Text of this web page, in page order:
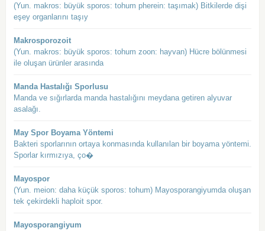
(Yun. makros: büyük sporos: tohum pherein: taşımak) Bitkilerde dişi
eşey organlarını taşıy
Makrosporozoit
(Yun. makros: büyük sporos: tohum zoon: hayvan) Hücre bölünmesi
ile oluşan ürünler arasında
Manda Hastalığı Sporlusu
Manda ve sığırlarda manda hastalığını meydana getiren alyuvar
asalağı.
May Spor Boyama Yöntemi
Bakteri sporlarının ortaya konmasında kullanılan bir boyama yöntemi.
Sporlar kırmızıya, ço�
Mayospor
(Yun. meion: daha küçük sporos: tohum) Mayosporangiyumda oluşan
tek çekirdekli haploit spor.
Mayosporangiyum